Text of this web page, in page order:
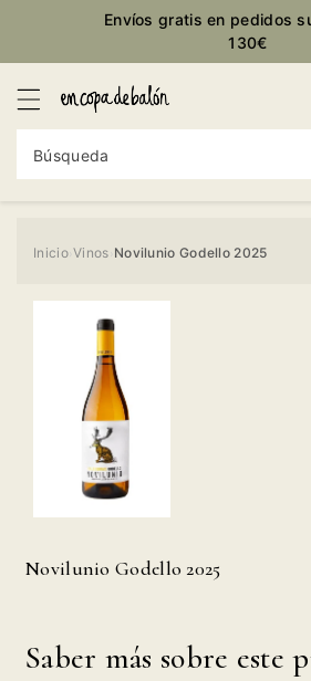
Envíos gratis en pedidos
130€
Búsqueda
Inicio›Vinos Novilunio Godello 2025
Novilunio Godello 2025
Saber más sobre este